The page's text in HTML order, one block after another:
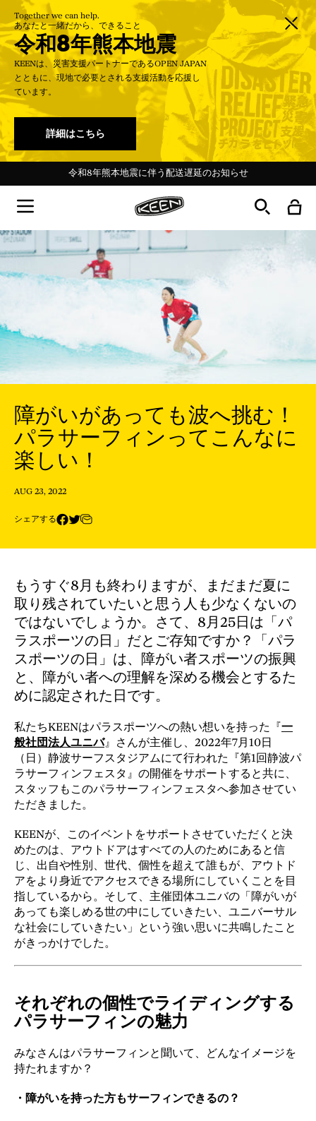
Together we can help.
あなたと一緒だから、できること
令和8年熊本地震
KEENは、災害支援パートナーであるOPEN JAPAN
とともに、現地で必要とされる支援活動を応援し
ています。
詳細はこちら
令和8年熊本地震に伴う配送遅延のお知らせ
ー30%Off KEEN DAYS開催中！ー
夏季休業期間中の営業について 7月31日更新
Targhee 20th 特設ページ Ι 最新ストーリーを読む→
＜会員特典＞新規登録で100Pt／ログインでいつでも送料無料
令和8年熊本地震に伴う配送遅延のお知らせ
ー30%Off KEEN DAYS開催中！ー
障がいがあっても波へ挑む！
パラサーフィンってこんなに
楽しい！
AUG 23, 2022
シェアする
もうすぐ8月も終わりますが、まだまだ夏に
取り残されていたいと思う人も少なくないの
ではないでしょうか。さて、8月25日は「パ
ラスポーツの日」だとご存知ですか？「パラ
スポーツの日」は、障がい者スポーツの振興
と、障がい者への理解を深める機会とするた
めに認定された日です。
私たちKEENはパラスポーツへの熱い想いを持った『 一
般社団法人ユニバ』さんが主催し、2022年7月10日
（日）静波サーフスタジアムにて行われた『第1回静波パ
ラサーフィンフェスタ』の開催をサポートすると共に、
スタッフもこのパラサーフィンフェスタへ参加させてい
ただきました。
KEENが、このイベントをサポートさせていただくと決
めたのは、アウトドアはすべての人のためにあると信
じ、出自や性別、世代、個性を超えて誰もが、アウトド
アをより身近でアクセスできる場所にしていくことを目
指しているから。そして、主催団体ユニバの「障がいが
あっても楽しめる世の中にしていきたい、ユニバーサル
な社会にしていきたい」という強い思いに共鳴したこと
がきっかけでした。
それぞれの個性でライディングする
パラサーフィンの魅力
みなさんはパラサーフィンと聞いて、どんなイメージを
持たれますか？
・障がいを持った方もサーフィンできるの？